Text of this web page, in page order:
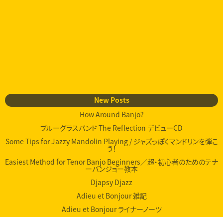
New Posts
How Around Banjo?
ブルーグラスバンド The Reflection デビューCD
Some Tips for Jazzy Mandolin Playing / ジャズっぽくマンドリンを弾こ
う！
Easiest Method for Tenor Banjo Beginners／超・初心者のためのテナ
ーバンジョー教本
Djapsy Djazz
Adieu et Bonjour 雑記
Adieu et Bonjour ライナーノーツ